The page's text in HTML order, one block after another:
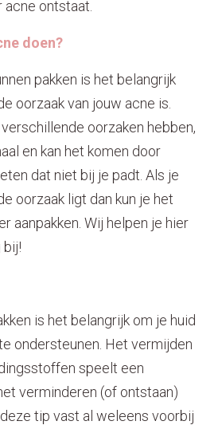
ontstaat.
doen?
pakken is het belangrijk
oorzaak van jouw acne is.
oorzaken hebben,
en kan het komen door
dat niet bij je padt. Als je
oorzaak ligt dan kun je het
aanpakken. Wij helpen je hier
bij!
is het belangrijk om je huid
ondersteunen. Het vermijden
speelt een
verminderen (of ontstaan)
tip vast al weleens voorbij